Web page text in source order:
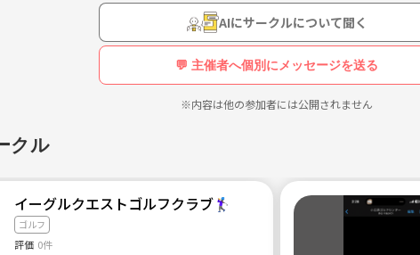
ど、ゴルフをしたい、上手くなりたい🥺
すぐ参加したい方だけでなく、今後参加したい方、興味がある方が居ま
よりお待ちしております😊
AIにサークルについて聞く
💬 主催者へ個別にメッセージを送る
※内容は他の参加者には公開されません
クル
イーグルクエストゴルフクラブ🏌️‍♀️
ゴルフ
評価 0件